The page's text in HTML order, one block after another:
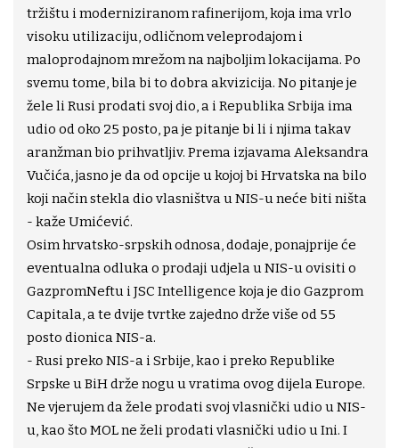
tržištu i moderniziranom rafinerijom, koja ima vrlo
visoku utilizaciju, odličnom veleprodajom i
maloprodajnom mrežom na najboljim lokacijama. Po
svemu tome, bila bi to dobra akvizicija. No pitanje je
žele li Rusi prodati svoj dio, a i Republika Srbija ima
udio od oko 25 posto, pa je pitanje bi li i njima takav
aranžman bio prihvatljiv. Prema izjavama Aleksandra
Vučića, jasno je da od opcije u kojoj bi Hrvatska na bilo
koji način stekla dio vlasništva u NIS-u neće biti ništa
- kaže Umićević.
Osim hrvatsko-srpskih odnosa, dodaje, ponajprije će
eventualna odluka o prodaji udjela u NIS-u ovisiti o
GazpromNeftu i JSC Intelligence koja je dio Gazprom
Capitala, a te dvije tvrtke zajedno drže više od 55
posto dionica NIS-a.
- Rusi preko NIS-a i Srbije, kao i preko Republike
Srpske u BiH drže nogu u vratima ovog dijela Europe.
Ne vjerujem da žele prodati svoj vlasnički udio u NIS-
u, kao što MOL ne želi prodati vlasnički udio u Ini. I